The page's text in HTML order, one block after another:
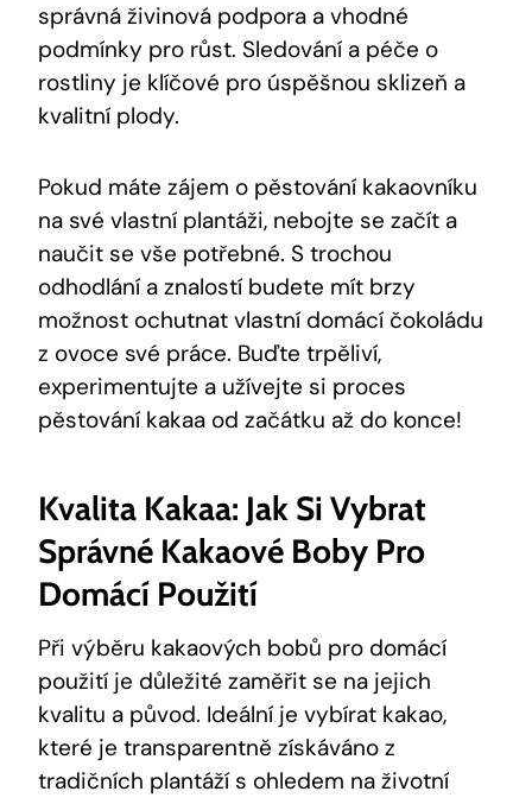
správná živinová podpora a vhodné
podmínky pro růst. Sledování a péče o
rostliny je klíčové pro úspěšnou sklizeň a
kvalitní plody.
Pokud máte zájem o pěstování kakaovníku
na své vlastní plantáži, nebojte se začít a
naučit se vše potřebné. S trochou
odhodlání a znalostí budete mít brzy
možnost ochutnat vlastní domácí čokoládu
z ovoce své práce. Buďte trpěliví,
experimentujte a užívejte si proces
pěstování kakaa od začátku až do konce!
Kvalita Kakaa: Jak Si Vybrat
Správné Kakaové Boby Pro
Domácí Použití
Při výběru kakaových bobů pro domácí
použití je důležité zaměřit se na jejich
kvalitu a původ. Ideální je vybírat kakao,
které je transparentně získáváno z
tradičních plantáží s ohledem na životní